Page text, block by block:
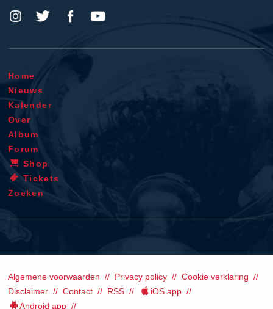
Home
Nieuws
Kalender
Over
Album
Forum
Shop
Tickets
Zoeken
Algemene voorwaarden Privacy policy
Cookie verklaring
Disclaimer
Contact RSS
iOS app
Android app